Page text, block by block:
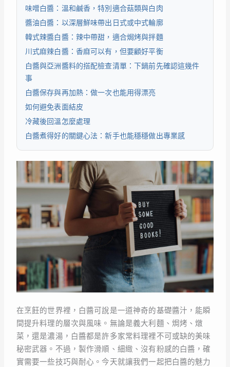
味噌白醬：溫和鹹香，特別適合菇類與白肉
醬油白醬：以深層鮮味帶出日式或中式輪廓
韓式辣醬白醬：辣中帶甜，適合焗烤與拌麵
川式麻辣白醬：香麻可以有，但要顧好平衡
白醬與亞洲醬料的搭配檢查清單：下鍋前先確認這幾件
事
白醬保存與再加熱：做一次也能用得漂亮
如何避免表面結皮
冷藏後回溫怎麼處理
白醬煮得好的關鍵心法：新手也能穩穩做出專業感
在烹飪的世界裡，白醬可說是一道神奇的基礎醬汁，能瞬
間提升料理的層次與風味。無論是義大利麵、焗烤、燉
菜，還是濃湯，白醬都是許多家常料理裡不可或缺的美味
秘密武器。不過，製作滑順、細緻、沒有粉感的白醬，確
實需要一些技巧與耐心。今天就讓我們一起把白醬的魅力